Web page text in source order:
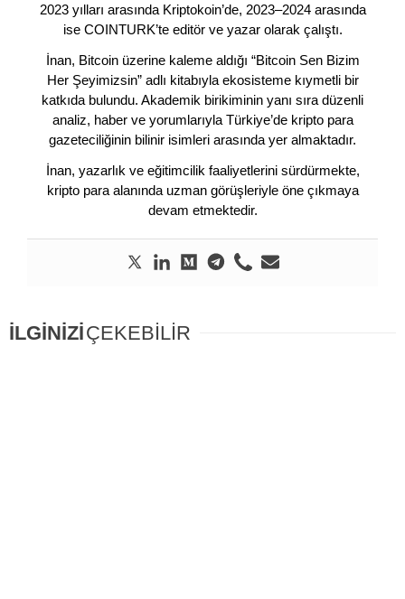
2023 yılları arasında Kriptokoin’de, 2023–2024 arasında
ise COINTURK’te editör ve yazar olarak çalıştı.
İnan, Bitcoin üzerine kaleme aldığı “Bitcoin Sen Bizim
Her Şeyimizsin” adlı kitabıyla ekosisteme kıymetli bir
katkıda bulundu. Akademik birikiminin yanı sıra düzenli
analiz, haber ve yorumlarıyla Türkiye’de kripto para
gazeteciliğinin bilinir isimleri arasında yer almaktadır.
İnan, yazarlık ve eğitimcilik faaliyetlerini sürdürmekte,
kripto para alanında uzman görüşleriyle öne çıkmaya
devam etmektedir.
İLGİNİZİÇEKEBİLİR